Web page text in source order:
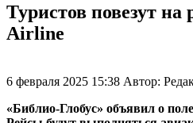
Туристов повезут на
Airline
6 февраля 2025 15:38 Автор:
«Библио-Глобус» объявил о